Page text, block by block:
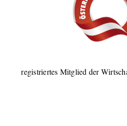
registriertes Mitglied der